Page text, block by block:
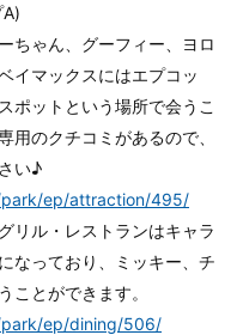
ちゃん、グーフィー、ヨロ
イマックスにはエプコッ
ポットという場所で会うこ
用のクチコミがあるので、
い♪
ep/attraction/495/
リル・レストランはキャラ
なっており、ミッキー、チ
ことができます。
ep/dining/506/